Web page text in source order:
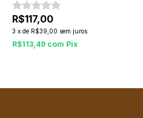
R$117,00
3 x de R$39,00 sem juros
R$113,49 com Pix